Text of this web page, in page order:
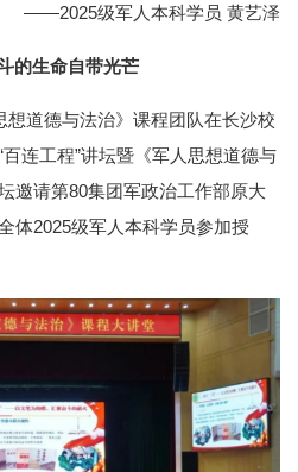
——2025级军人本科学员 黄艺泽
的生命自带光芒
想道德与法治》课程团队在长沙校
连工程”讲坛暨《军人思想道德与
邀请第80集团军政治工作部原大
体2025级军人本科学员参加授